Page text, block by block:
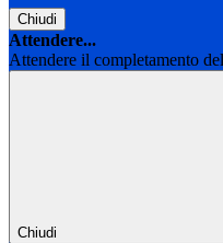
Chiudi
Attendere...
Attendere il completamento
Chiudi